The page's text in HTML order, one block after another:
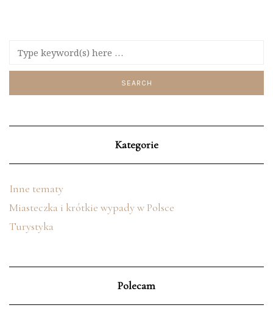
Kategorie
Inne tematy
Miasteczka i krótkie wypady w Polsce
Turystyka
Polecam